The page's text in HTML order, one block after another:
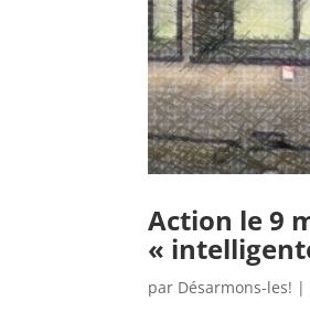
Action le 9
«
par Désarmons-les! |